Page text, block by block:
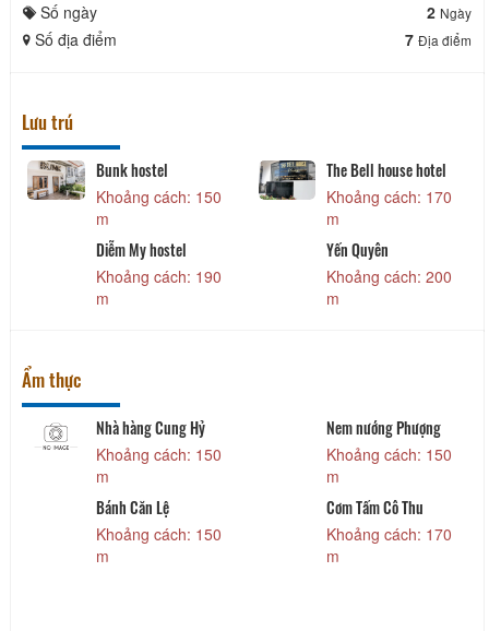
Số ngày
2 Ngày
Số địa điểm 7 Địa điểm
Lưu trú
Bunk hostel
Khoảng cách: 150
m
The Bell house hotel
Khoảng cách: 170
m
Diễm My hostel
Khoảng cách: 190
m
Yến Quyên
Khoảng cách: 200
m
Ẩm thực
Nhà hàng Cung Hỷ
Khoảng cách: 150
m
Nem nướng Phượng
Khoảng cách: 150
m
Bánh Căn Lệ
Khoảng cách: 150
m
Cơm Tấm Cô Thu
Khoảng cách: 170
m